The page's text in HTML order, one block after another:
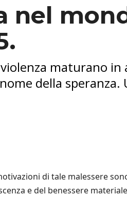
nel
maturano
della
di tale malessere
e del benessere